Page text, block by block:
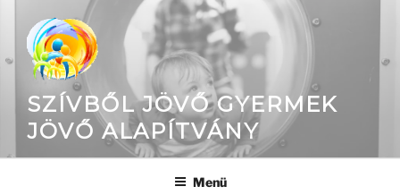
SZÍVBŐL JÖVŐ GYERMEK
JÖVŐ ALAPÍTVÁNY
Menü